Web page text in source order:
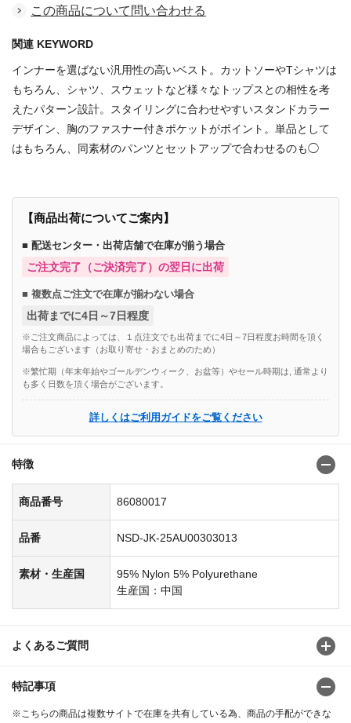
この商品について問い合わせる
関連 KEYWORD
インナーを選ばない汎用性の高いベスト。カットソーやTシャツは
もちろん、シャツ、スウェットなど様々なトップスとの相性を考
えたパターン設計。スタイリングに合わせやすいスタンドカラー
デザイン、胸のファスナー付きポケットがポイント。単品として
はもちろん、同素材のパンツとセットアップで合わせるのも◯
【商品出荷についてご案内】
■ 配送センター・出荷店舗で在庫が揃う場合
ご注文完了（ご決済完了）の翌日に出荷
■ 複数点ご注文で在庫が揃わない場合
出荷までに4日～7日程度
※ご注文商品によっては、１点注文でも出荷までに4日～7日程度お時間を頂く
場合もございます（お取り寄せ・おまとめのため）
※繁忙期（年末年始やゴールデンウィーク、お盆等）やセール時期は, 通常より
も多く日数を頂く場合がございます。
詳しくはご利用ガイドをご覧ください
特徴
商品番号 86080017
品番 NSD-JK-25AU00303013
素材・生産国
95% Nylon 5% Polyurethane
生産国：中国
よくあるご質問
特記事項
※こちらの商品は複数サイトで在庫を共有している為、商品の手配ができな